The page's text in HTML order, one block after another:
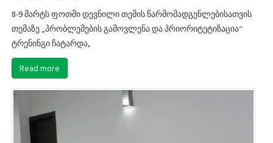
8-9 მარტს ფოთში დევნილი თემის წარმომადგენლებისათვის
თემაზე „პრობლემების გამოვლენა და პრიორიტეტიზაცია“
ტრენინგი ჩატარდა,
Read more